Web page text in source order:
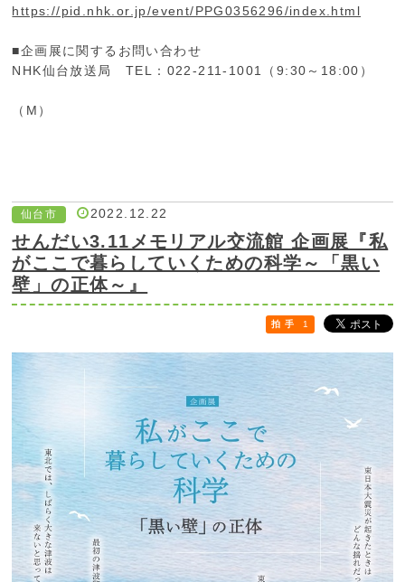
https://pid.nhk.or.jp/event/PPG0356296/index.html
■企画展に関するお問い合わせ
NHK仙台放送局 TEL：022-211-1001（9:30～18:00）
（M）
仙台市 2022.12.22
せんだい3.11メモリアル交流館 企画展『私
がここで暮らしていくための科学～「黒い
壁」の正体～』
拍 手 1